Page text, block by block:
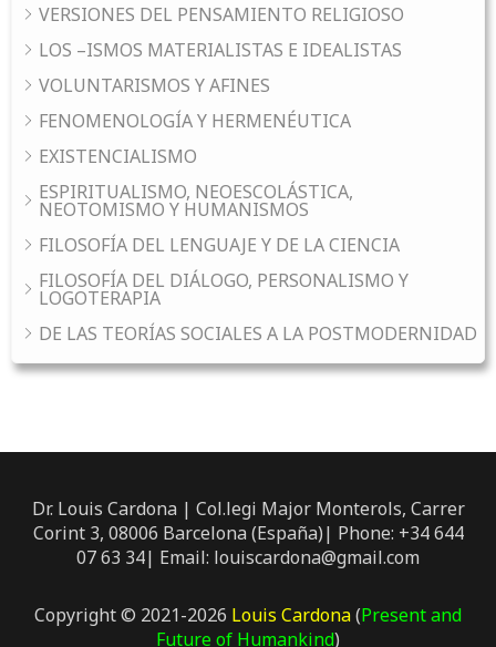
VERSIONES DEL PENSAMIENTO RELIGIOSO
LOS –ISMOS MATERIALISTAS E IDEALISTAS
VOLUNTARISMOS Y AFINES
FENOMENOLOGÍA Y HERMENÉUTICA
EXISTENCIALISMO
ESPIRITUALISMO, NEOESCOLÁSTICA,
NEOTOMISMO Y HUMANISMOS
FILOSOFÍA DEL LENGUAJE Y DE LA CIENCIA
FILOSOFÍA DEL DIÁLOGO, PERSONALISMO Y
LOGOTERAPIA
DE LAS TEORÍAS SOCIALES A LA POSTMODERNIDAD
Dr. Louis Cardona | Col.legi Major Monterols, Carrer
Corint 3, 08006 Barcelona (España)| Phone: +34 644
07 63 34| Email: louiscardona@gmail.com
Copyright © 2021-2026 Louis Cardona(Present and
Future of Humankind)